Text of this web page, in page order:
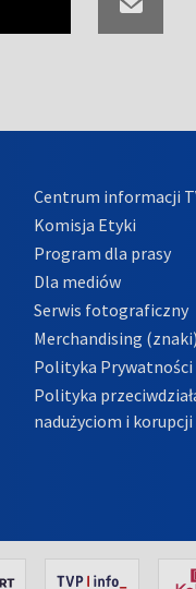
Centrum informacji
Komisja Etyki
Program dla prasy
Dla mediów
Serwis fotograficzny
Merchandising (znaki)
Polityka Prywatności
Polityka
nadużyciom i korupcji